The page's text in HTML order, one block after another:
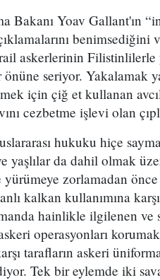
Bakanı Yoav Gallant'ın
askerlerinin
seriyor. Yakalamak
için çiğ et kullanan
cezbetme işlevi olan
hukuku hiçe
yaşlılar da dahil olmak
zorlamadan
kalkan kullanımına
hainlikle ilgilenen ve
operasyonları
tarafların askeri
Tek bir eylemde iki